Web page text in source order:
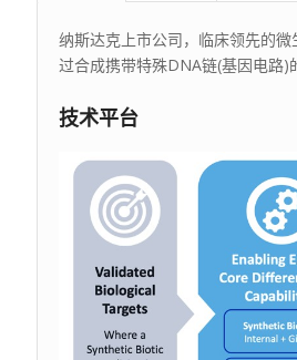
纳斯达克上市公司，临床领先的
过合成携带特殊DNA链(基因电路)
技术平台